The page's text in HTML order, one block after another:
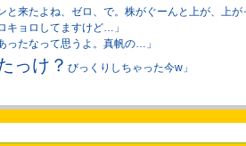
来たよね、ゼロ、で。株がぐーんと上が、上が
キョロしてますけど…」
ったなって思うよ。真帆の…」
っけ？ びっくりしちゃった今w」